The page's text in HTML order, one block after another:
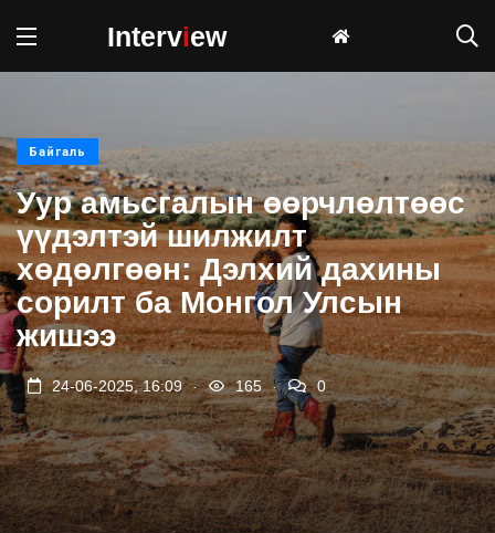
Interview
Байгаль
Уур амьсгалын өөрчлөлтөөс
үүдэлтэй шилжилт
хөдөлгөөн: Дэлхий дахины
сорилт ба Монгол Улсын
жишээ
24-06-2025, 16:09 . 165 . 0